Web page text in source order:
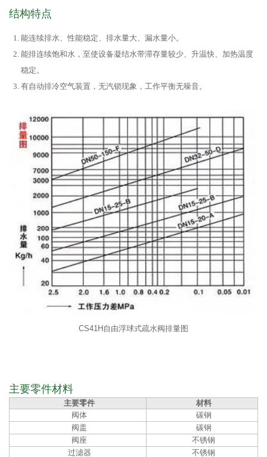
结构特点
能连续排水、性能稳定、排水量大、漏水量小。
能排连续饱和水，至使设备凝结水带滞存量较少、升温快、加热温度
稳定。
有自动排冷空气装置，无汽锁现象，工作平衡无噪音。
CS41H自由浮球式疏水阀排量图
主要零件材料
主要零件
材料
阀体
碳钢
阀盖
碳钢
阀座
不锈钢
过滤器
不锈钢